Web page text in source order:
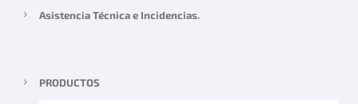
Asistencia Técnica e Incidencias.
PRODUCTOS